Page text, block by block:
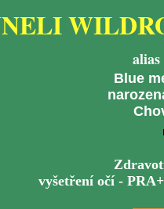
alias
Blue
vyšetření očí -